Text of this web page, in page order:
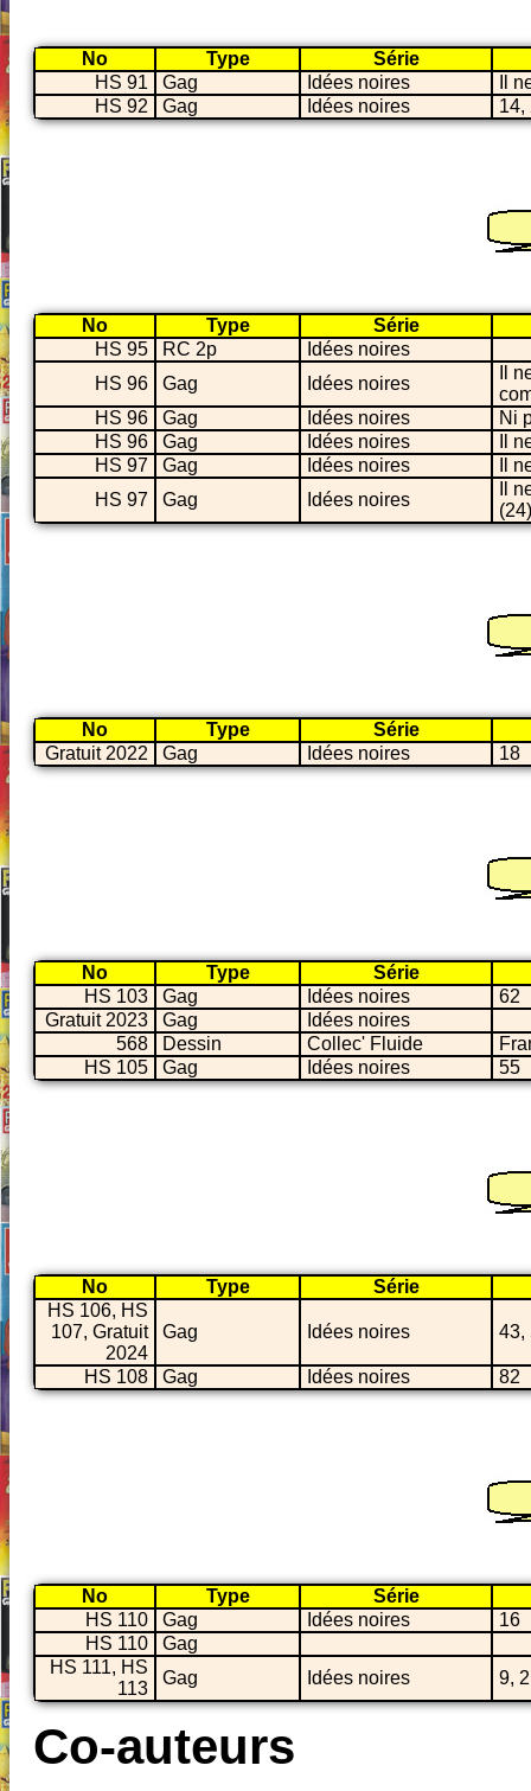
No Type
Série
HS 91
Gag Idées noires
Il
HS 92
Gag Idées noires 14,
No Type
Série
HS 95
RC 2p
Idées noires
HS 96
Gag Idées noires
Il
HS 96
Gag Idées noires
Ni
HS 96
Gag Idées noires
Il
HS 97
Gag Idées noires
Il
HS 97
Gag Idées noires
Il
(24)
No Type
Série
Gratuit 2022
Gag Idées noires 18
No Type
Série
HS 103
Gag Idées noires
62
Gratuit 2023
Gag
Idées noires
568
Dessin Collec' Fluide
HS 105
Gag Idées noires 55
No Type
Série
HS 106, HS
107, Gratuit
2024
Gag Idées noires 43,
HS 108 Gag Idées noires 82
No Type
Série
HS 110
Gag Idées noires
16
HS 110
Gag
HS 111, HS
113
Gag Idées noires 9,
Co-auteurs